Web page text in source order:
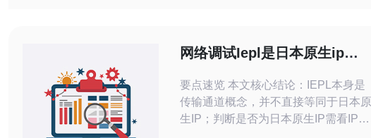
电讯作为在日本/亚太节点的连通与
DDoS防御解决方案提供方，便
网络调试Iepl是日本原生ip节
要点速览 本文核心结论：IEPL本身是
传输通道概念，并不直接等同于日本原
生IP；判断是否为日本原生IP需看IP的